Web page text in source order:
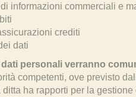
informazioni commerciali e
crediti
dati
personali verranno
competenti, ove previsto
ha rapporti per la